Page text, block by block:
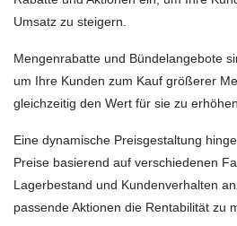
Umsatz zu steigern.
Mengenrabatte und Bündelangebote
um Ihre Kunden zum Kauf größerer
gleichzeitig den Wert für sie zu erhöhen.
Eine dynamische Preisgestaltung
Preise basierend auf verschiedenen
Lagerbestand und Kundenverhalten
passende Aktionen die Rentabilität zu